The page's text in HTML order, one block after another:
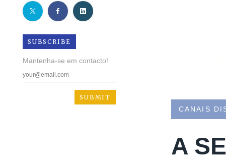
SUBSCRIBE
Mantenha-se em contacto!
CANAIS
A